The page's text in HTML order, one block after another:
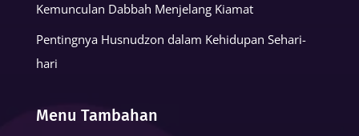
Kemunculan Dabbah Menjelang Kiamat
Pentingnya Husnudzon dalam Kehidupan Sehari-
hari
Menu Tambahan